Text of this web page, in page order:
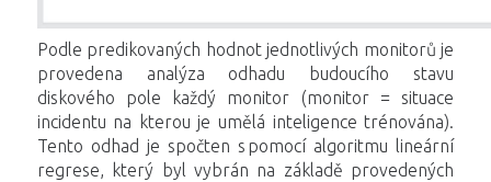
Podle predikovaných hodnot jednotlivých monitorů je
provedena analýza odhadu budoucího stavu
diskového pole každý monitor (monitor = situace
incidentu na kterou je umělá inteligence trénována).
Tento odhad je spočten s pomocí algoritmu lineární
regrese, který byl vybrán na základě provedených